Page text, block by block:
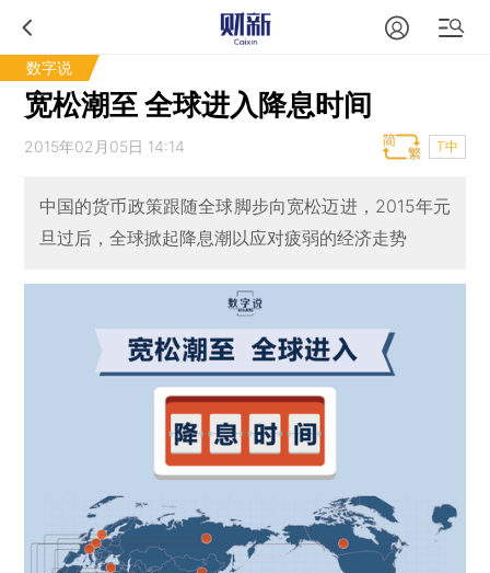
数字说
宽松潮至 全球进入降息时间
2015年02月05日 14:14 T中
中国的货币政策跟随全球脚步向宽松迈进，2015年元
旦过后，全球掀起降息潮以应对疲弱的经济走势